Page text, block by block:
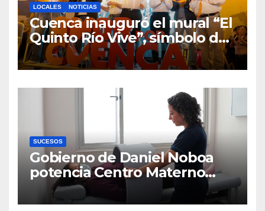
LOCALES NOTICIAS
Cuenca inauguró el mural “El
Quinto Río Vive”, símbolo de
la defensa ciudadana del
agua
SUCESOS
Gobierno de Daniel Noboa
potencia Centro Materno
Infantil y Emergencias en
Cuenca con nuevos equipos